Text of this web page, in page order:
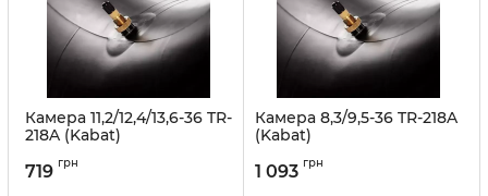
Камера 11,2/12,4/13,6-36 TR-
218A (Kabat)
719 грн
Камера 8,3/9,5-36 TR-218A
(Kabat)
1 093 грн